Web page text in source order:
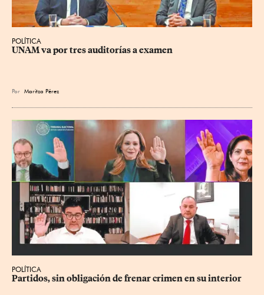
POLÍTICA
UNAM va por tres auditorías a examen
Por Maritza Pérez
POLÍTICA
Partidos, sin obligación de frenar crimen en su interior